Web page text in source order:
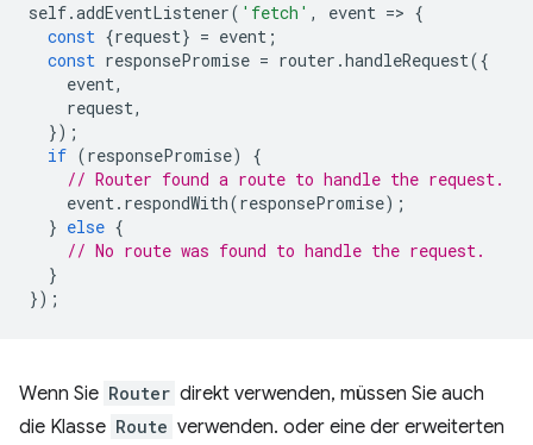
self.addEventListener( 'fetch' , event => {
const {request} = event ;
const responsePromise = router .handleRequest({
event,
request,
});
if (responsePromise)
{
// Router found a route to handle the request.
event. respondWith(responsePromise);
} else {
// No route was found to handle the request.
}
});
Wenn Sie Router direkt verwenden, müssen Sie auch
die Klasse Route verwenden. oder eine der erweiterten